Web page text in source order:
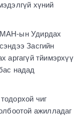
хүний
МАН-ын Удирдах
Засгийн
аргагүй тйимэрхүү
надад
чиг
ажилладаг